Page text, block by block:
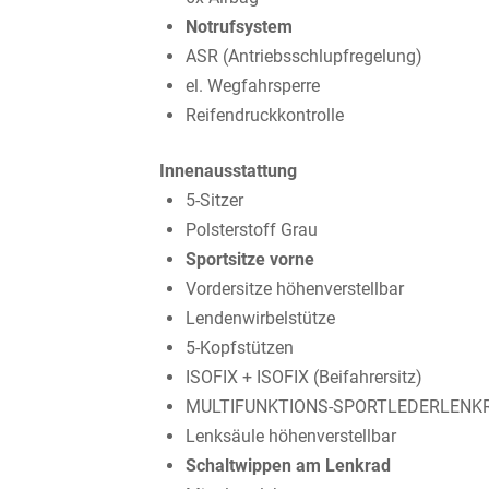
Notrufsystem
ASR (Antriebsschlupfregelung)
el. Wegfahrsperre
Reifendruckkontrolle
Innenausstattung
5-Sitzer
Polsterstoff Grau
Sportsitze vorne
Vordersitze höhenverstellbar
Lendenwirbelstütze
5-Kopfstützen
ISOFIX + ISOFIX (Beifahrersitz)
MULTIFUNKTIONS-
Lenksäule höhenverstellbar
Schaltwippen am Lenkrad